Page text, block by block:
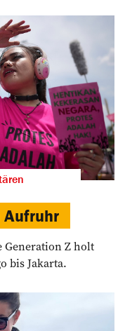
Aufruhr
­Generation Z holt
bis Jakarta.